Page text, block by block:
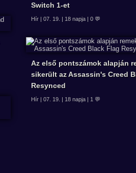
Switch 1-et
Hír | 07. 19. | 18 napja | 0 💬
Az első pontszámok alapján
sikerült az Assassin's Creed
Resynced
Hír | 07. 19. | 18 napja | 1 💬